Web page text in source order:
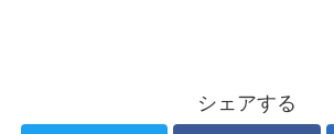
シェアする